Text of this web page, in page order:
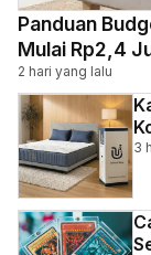
Panduan
Mulai Rp2,4
2 hari yang lalu
3